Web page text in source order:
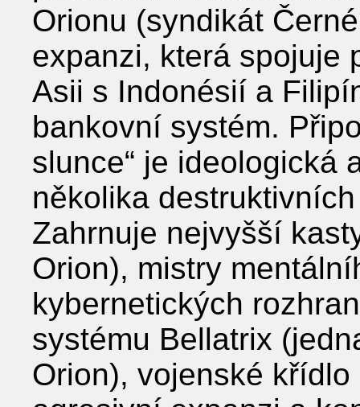
Orionu (syndikát
expanzi, která spojuje
Asii s Indonésií a
bankovní systém.
slunce“ je ideologická
několika
Zahrnuje nejvyšší
Orion), mistry
kybernetických
systému Bellatrix
Orion), vojenské